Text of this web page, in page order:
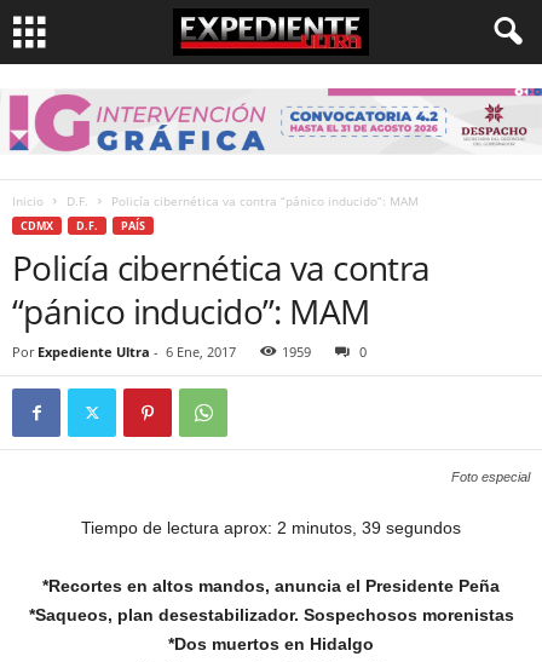
Inicio D.F. Policía cibernética va contra “pánico inducido”: MAM
CDMX D.F. PAÍS
Policía cibernética va contra
“pánico inducido”: MAM
Por Expediente Ultra - 6 Ene, 2017 1959 0
Foto especial
Tiempo de lectura aprox: 2 minutos, 39 segundos
*Recortes en altos mandos, anuncia el Presidente Peña
*Saqueos, plan desestabilizador. Sospechosos morenistas
*Dos muertos en Hidalgo